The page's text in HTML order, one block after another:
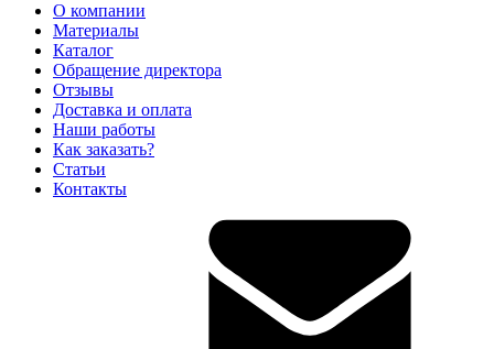
О компании
Материалы
Каталог
Обращение директора
Отзывы
Доставка и оплата
Наши работы
Как заказать?
Статьи
Контакты